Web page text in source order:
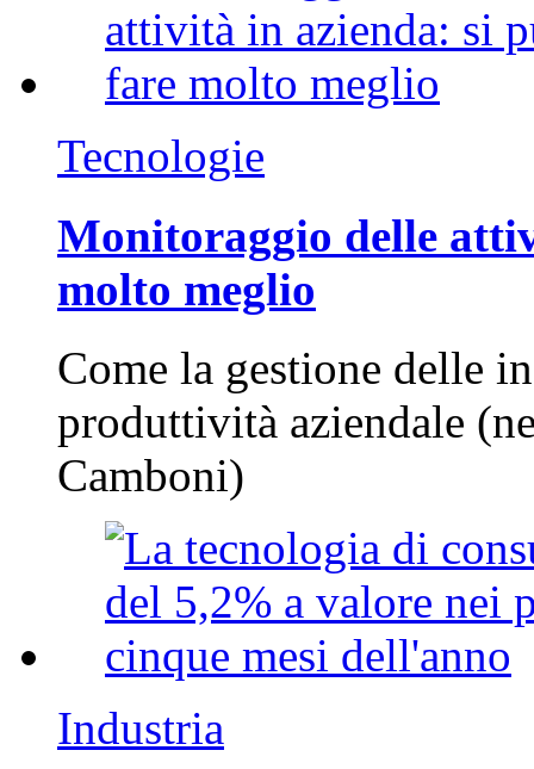
Tecnologie
Monitoraggio delle
molto meglio
Come la gestione delle
produttività aziendale
Camboni)
Industria